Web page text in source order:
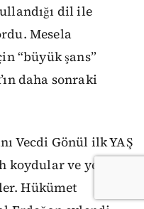
dil ile
Mesela
“büyük şans”
daha sonraki
Vecdi Gönül ilk YAŞ
koydular ve yeni bir
Hükümet